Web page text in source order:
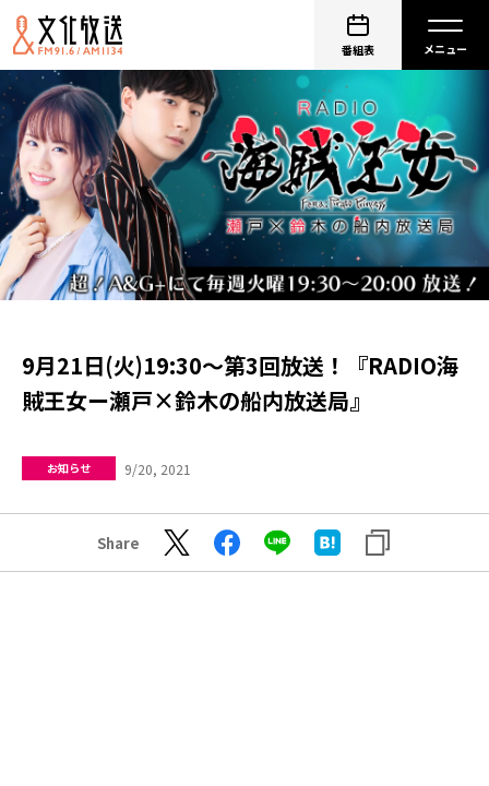
番組表
9月21日(火)19:30～第3回放送！『RADIO海
賊王女ー瀬戸×鈴木の船内放送局』
お知らせ 9/20, 2021
Share